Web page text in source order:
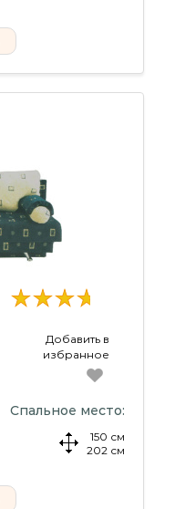
Добавить в
избранное
Спальное место:
150 см
202 см